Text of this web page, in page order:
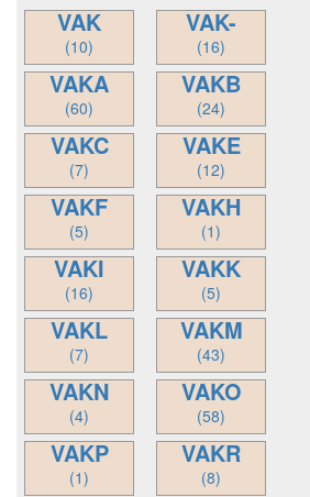
VAK
(10)
VAK-
(16)
VAKA
(60)
VAKB
(24)
VAKC
(7)
VAKE
(12)
VAKF
(5)
VAKH
(1)
VAKI
(16)
VAKK
(5)
VAKL
(7)
VAKM
(43)
VAKN
(4)
VAKO
(58)
VAKP
(1)
VAKR
(8)